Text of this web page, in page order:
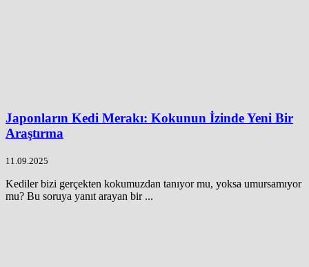
Japonların Kedi Merakı: Kokunun İzinde Yeni Bir
Araştırma
11.09.2025
Kediler bizi gerçekten kokumuzdan tanıyor mu, yoksa umursamıyor
mu? Bu soruya yanıt arayan bir ...